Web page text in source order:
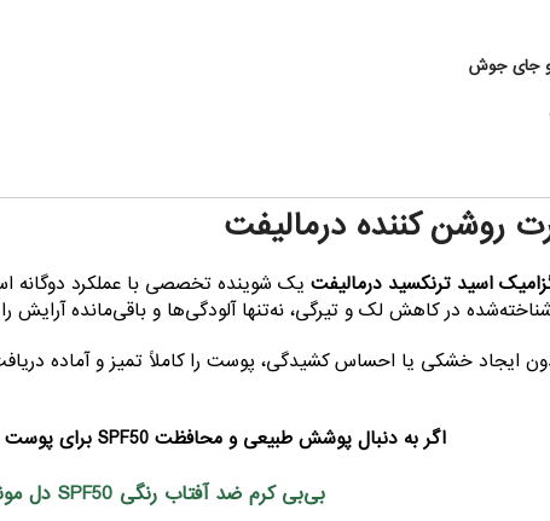
و جای جوش
کننده درمالیفت
اسید ترنکسید درمالیفت یک شوینده تخصصی با عملکرد
در کاهش لک و تیرگی، نه‌تنها آلودگی‌ها و باقی‌مانده
ایجاد خشکی یا احساس کشیدگی، پوست را کاملاً تمیز و آماده
اگر به دنبال پوشش طبیعی و محافظت SPF50 برای پوست صورت خود هستید،
بی‌بی کرم ضد آفتاب رنگی SPF50 دل موناکو